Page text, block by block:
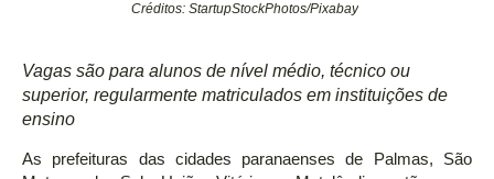
Créditos: StartupStockPhotos/Pixabay
Vagas são para alunos de nível médio, técnico ou
superior, regularmente matriculados em instituições de
ensino
As prefeituras das cidades paranaenses de Palmas, São